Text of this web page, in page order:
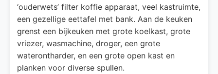
‘ouderwets’ filter koffie apparaat, veel kastruimte,
een gezellige eettafel met bank. Aan de keuken
grenst een bijkeuken met grote koelkast, grote
vriezer, wasmachine, droger, een grote
waterontharder, en een grote open kast en
planken voor diverse spullen.